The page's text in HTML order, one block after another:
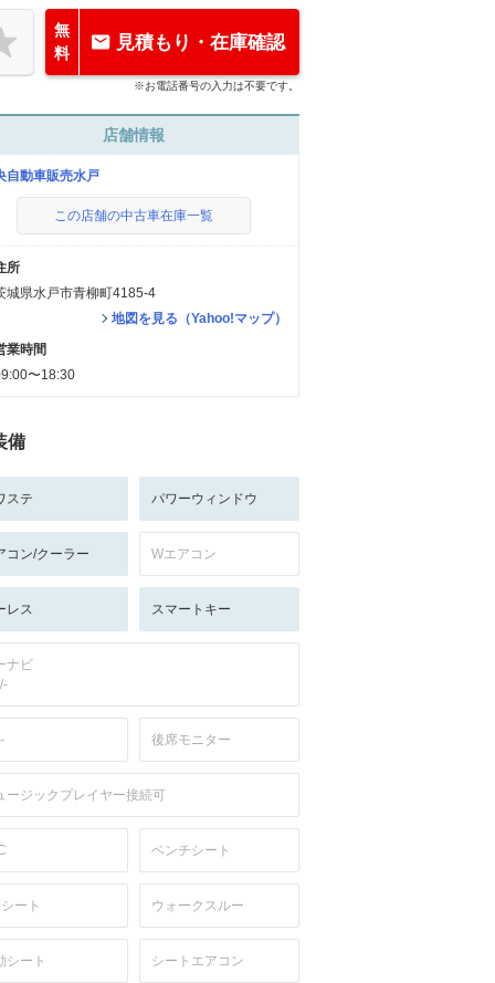
無
料
見積もり・在庫確認
※お電話番号の入力は不要です。
店舗情報
自動車販売水戸
この店舗の中古車在庫一覧
所
城県水戸市青柳町4185-4
地図を見る（Yahoo!マップ）
業時間
〜18:30
備
ステ パワーウィンドウ
コン/クーラー Wエアコン
レス スマートキー
ナビ
後席モニター
ージックプレイヤー接続可
ベンチシート
ート ウォークスルー
シート シートエアコン